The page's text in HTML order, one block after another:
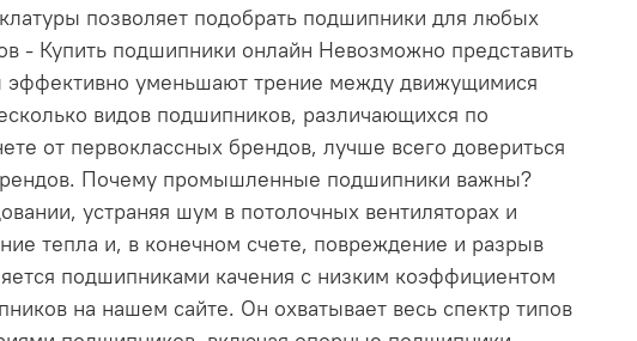
позволяет подобрать подшипники для любых
Купить подшипники онлайн Невозможно представить
уменьшают трение между движущимися
видов подшипников, различающихся по
от первоклассных брендов, лучше всего довериться
Почему промышленные подшипники важны?
устраняя шум в потолочных вентиляторах и
тепла и, в конечном счете, повреждение и разрыв
подшипниками качения с низким коэффициентом
на нашем сайте. Он охватывает весь спектр типов